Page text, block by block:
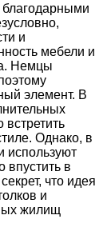
и
мебели и
Немцы
элемент. В
встретить
Однако, в
используют
впустить в
что идея
и
жилищ